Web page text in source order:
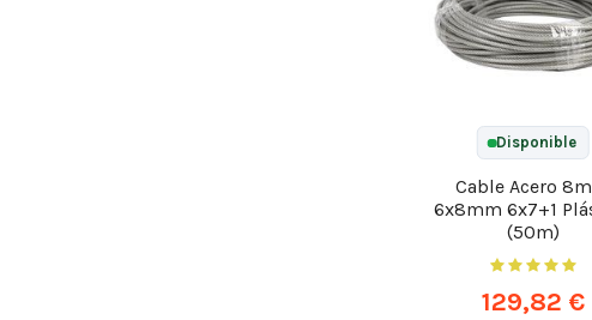
Disponible
Cable Acero
6x8mm 6x7+1
(50m)
129,82 €